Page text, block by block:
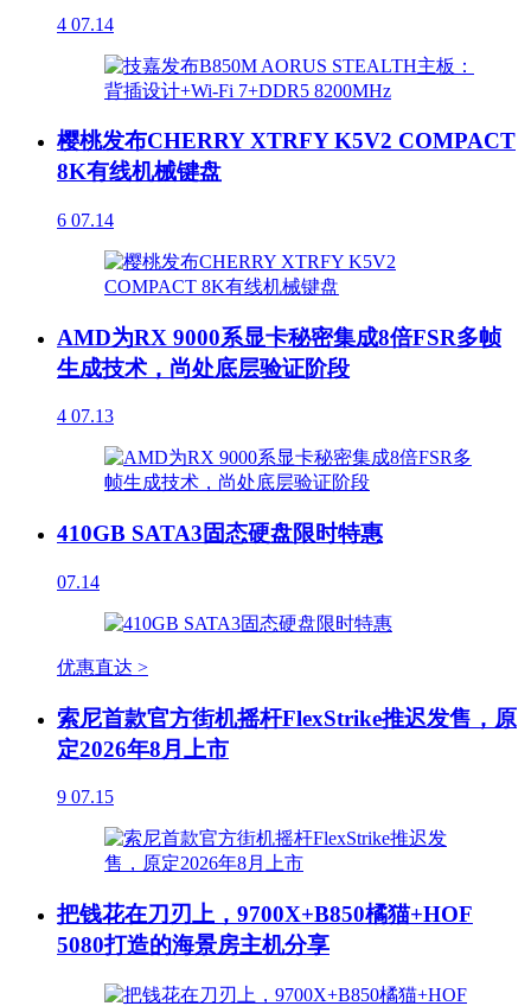
4 07.14
樱桃发布CHERRY XTRFY K5V2 COMPACT
8K有线机械键盘
6 07.14
AMD为RX 9000系显卡秘密集成8倍FSR多帧
生成技术，尚处底层验证阶段
4 07.13
410GB SATA3固态硬盘限时特惠
07.14
优惠直达 >
索尼首款官方街机摇杆FlexStrike推迟发售，原
定2026年8月上市
9 07.15
把钱花在刀刃上，9700X+B850橘猫+HOF
5080打造的海景房主机分享